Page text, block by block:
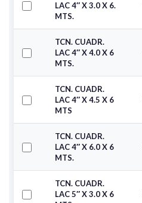
LAC 4″ X 3.0 X 6.
MTS.
TCN. CUADR.
LAC 4″ X 4.0 X 6
MTS.
TCN. CUADR.
LAC 4″ X 4.5 X 6
MTS
TCN. CUADR.
LAC 4″ X 6.0 X 6
MTS.
TCN. CUADR.
LAC 5″ X 3.0 X 6